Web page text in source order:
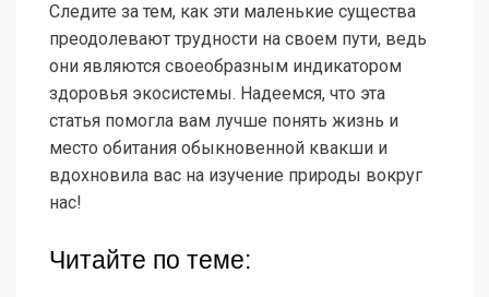
Следите за тем, как эти маленькие существа
преодолевают трудности на своем пути, ведь
они являются своеобразным индикатором
здоровья экосистемы. Надеемся, что эта
статья помогла вам лучше понять жизнь и
место обитания обыкновенной квакши и
вдохновила вас на изучение природы вокруг
нас!
Читайте по теме: